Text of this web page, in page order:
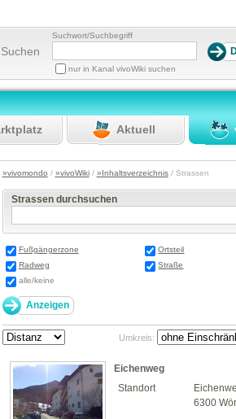
Suchen
Suchwort/Suchbegriff
nur in Kanal vivoWiki suchen
Aktuell
»vivomondo / »vivoWiki/ »Inhaltsverzeichnis/ Strassen
Strassen durchsuchen
Fußgängerzone Ortsteil
Radweg
Straße
alle/keine
Umkreis:
Eichenweg
Standort
6300